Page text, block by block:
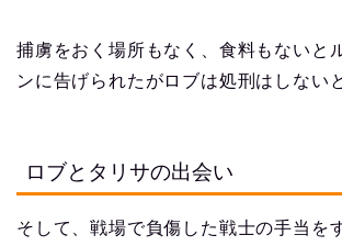
捕虜をおく場所もなく、食料もないと
ンに告げられたがロブは処刑はしない
ロブとタリサの出会い
そして、戦場で負傷した戦士の手当を